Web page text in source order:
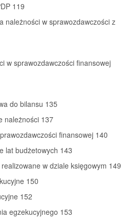
119
należności w sprawozdawczości z
w sprawozdawczości finansowej
do bilansu 135
należności 137
finansowej 140
lat budżetowych 143
w dziale księgowym 149
150
152
egzekucyjnego 153